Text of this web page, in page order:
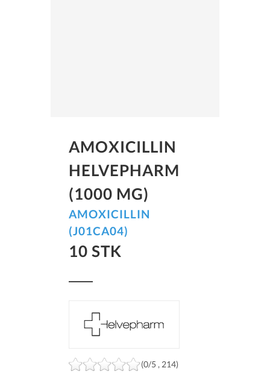
AMOXICILLIN
HELVEPHARM
(1000 MG)
AMOXICILLIN
(J01CA04)
10 STK
(0/5 , 214)